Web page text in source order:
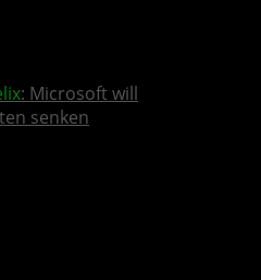
: Microsoft will
senken